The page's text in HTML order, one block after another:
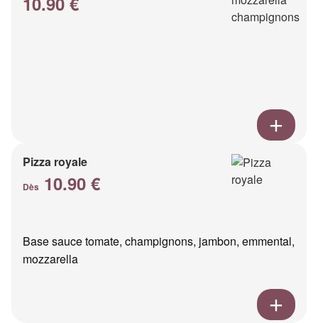
Pizza royale
Dès 10.90 €
Base sauce tomate, champignons, jambon, emmental,
mozzarella